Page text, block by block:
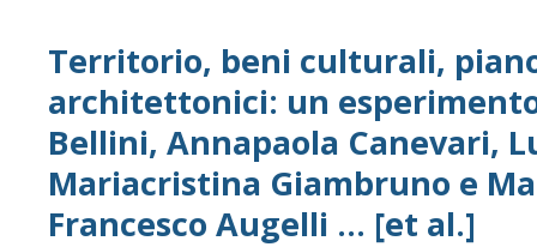
Territorio, beni culturali,
architettonici: un
Bellini, Annapaola Canevari,
Mariacristina Giambruno e
Francesco Augelli ... [et al.]